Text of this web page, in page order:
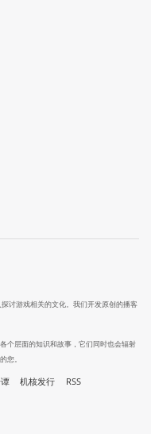
讨游戏相关的文化。我们开发原创的播客
个层面的知识和故事，它们同时也会辐射
您。
机核发行 RSS